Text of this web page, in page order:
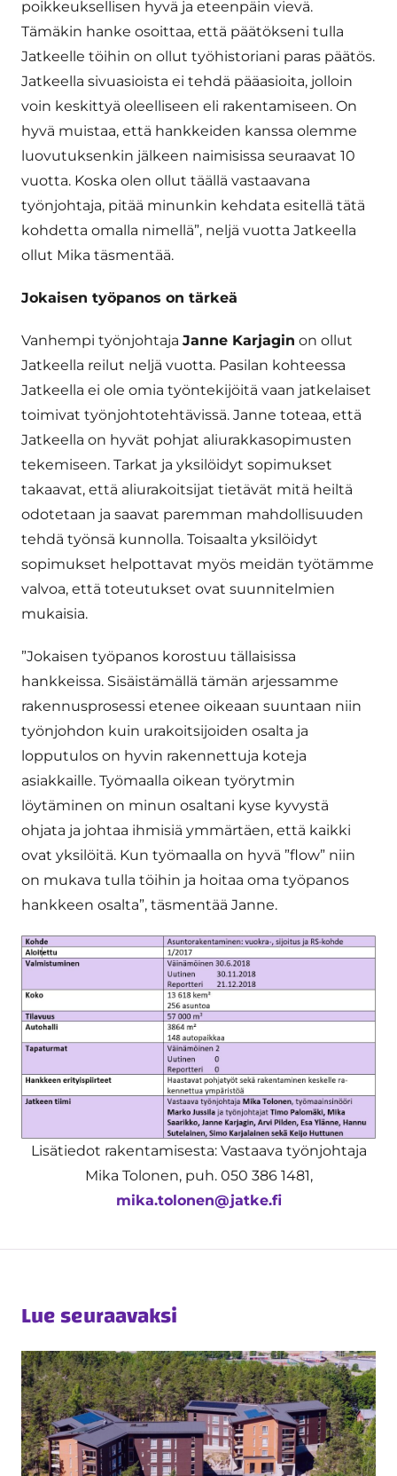
poikkeuksellisen hyvä ja eteenpäin vievä.
Tämäkin hanke osoittaa, että päätökseni tulla
Jatkeelle töihin on ollut työhistoriani paras päätös.
Jatkeella sivuasioista ei tehdä pääasioita, jolloin
voin keskittyä oleelliseen eli rakentamiseen. On
hyvä muistaa, että hankkeiden kanssa olemme
luovutuksenkin jälkeen naimisissa seuraavat 10
vuotta. Koska olen ollut täällä vastaavana
työnjohtaja, pitää minunkin kehdata esitellä tätä
kohdetta omalla nimellä”, neljä vuotta Jatkeella
ollut Mika täsmentää.
Jokaisen työpanos on tärkeä
Vanhempi työnjohtaja Janne Karjagin on ollut
Jatkeella reilut neljä vuotta. Pasilan kohteessa
Jatkeella ei ole omia työntekijöitä vaan jatkelaiset
toimivat työnjohtotehtävissä. Janne toteaa, että
Jatkeella on hyvät pohjat aliurakkasopimusten
tekemiseen. Tarkat ja yksilöidyt sopimukset
takaavat, että aliurakoitsijat tietävät mitä heiltä
odotetaan ja saavat paremman mahdollisuuden
tehdä työnsä kunnolla. Toisaalta yksilöidyt
sopimukset helpottavat myös meidän työtämme
valvoa, että toteutukset ovat suunnitelmien
mukaisia.
”Jokaisen työpanos korostuu tällaisissa
hankkeissa. Sisäistämällä tämän arjessamme
rakennusprosessi etenee oikeaan suuntaan niin
työnjohdon kuin urakoitsijoiden osalta ja
lopputulos on hyvin rakennettuja koteja
asiakkaille. Työmaalla oikean työrytmin
löytäminen on minun osaltani kyse kyvystä
ohjata ja johtaa ihmisiä ymmärtäen, että kaikki
ovat yksilöitä. Kun työmaalla on hyvä ”flow” niin
on mukava tulla töihin ja hoitaa oma työpanos
hankkeen osalta”, täsmentää Janne.
Lisätiedot rakentamisesta: Vastaava työnjohtaja
Mika Tolonen, puh. 050 386 1481,
mika.tolonen@jatke.fi
Lue seuraavaksi